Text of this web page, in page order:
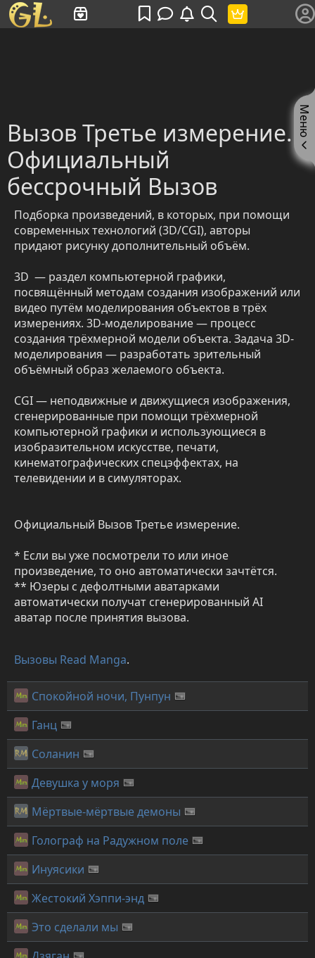
Вызов Третье измерение.
Официальный
бессрочный Вызов
Подборка произведений, в которых, при помощи
современных технологий (3D/CGI), авторы
придают рисунку дополнительный объём.
3D — раздел компьютерной графики,
посвящённый методам создания изображений или
видео путём моделирования объектов в трёх
измерениях. 3D-моделирование — процесс
создания трёхмерной модели объекта. Задача 3D-
моделирования — разработать зрительный
объёмный образ желаемого объекта.
CGI — неподвижные и движущиеся изображения,
сгенерированные при помощи трёхмерной
компьютерной графики и использующиеся в
изобразительном искусстве, печати,
кинематографических спецэффектах, на
телевидении и в симуляторах.
Официальный Вызов Третье измерение.
* Если вы уже посмотрели то или иное
произведение, то оно автоматически зачтётся.
** Юзеры с дефолтными аватарками
автоматически получат сгенерированный AI
аватар после принятия вызова.
Вызовы Read Manga.
Спокойной ночи, Пунпун
Ганц
Соланин
Девушка у моря
Мёртвые-мёртвые демоны
Голограф на Радужном поле
Инуясики
Жестокий Хэппи-энд
Это сделали мы
Меню